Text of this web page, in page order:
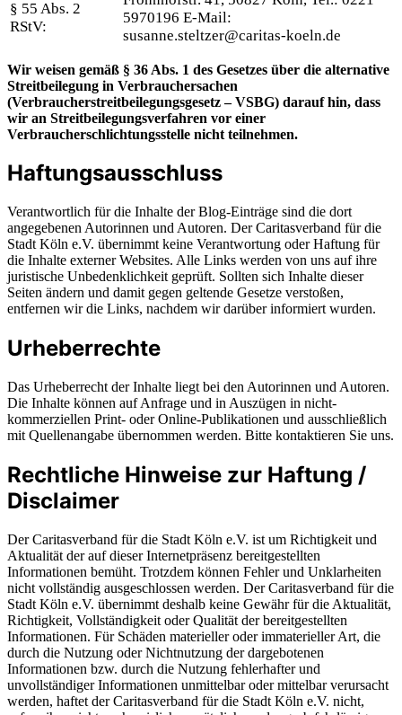
§ 55 Abs. 2
RStV:
5970196 E-Mail:
susanne.steltzer@caritas-koeln.de
Wir weisen gemäß § 36 Abs. 1 des Gesetzes über die alternative
Streitbeilegung in Verbrauchersachen
(Verbraucherstreitbeilegungsgesetz – VSBG) darauf hin, dass
wir an Streitbeilegungsverfahren vor einer
Verbraucherschlichtungsstelle nicht teilnehmen.
Haftungsausschluss
Verantwortlich für die Inhalte der Blog-Einträge sind die dort
angegebenen Autorinnen und Autoren. Der Caritasverband für die
Stadt Köln e.V. übernimmt keine Verantwortung oder Haftung für
die Inhalte externer Websites. Alle Links werden von uns auf ihre
juristische Unbedenklichkeit geprüft. Sollten sich Inhalte dieser
Seiten ändern und damit gegen geltende Gesetze verstoßen,
entfernen wir die Links, nachdem wir darüber informiert wurden.
Urheberrechte
Das Urheberrecht der Inhalte liegt bei den Autorinnen und Autoren.
Die Inhalte können auf Anfrage und in Auszügen in nicht-
kommerziellen Print- oder Online-Publikationen und ausschließlich
mit Quellenangabe übernommen werden. Bitte kontaktieren Sie uns.
Rechtliche Hinweise zur Haftung /
Disclaimer
Der Caritasverband für die Stadt Köln e.V. ist um Richtigkeit und
Aktualität der auf dieser Internetpräsenz bereitgestellten
Informationen bemüht. Trotzdem können Fehler und Unklarheiten
nicht vollständig ausgeschlossen werden. Der Caritasverband für die
Stadt Köln e.V. übernimmt deshalb keine Gewähr für die Aktualität,
Richtigkeit, Vollständigkeit oder Qualität der bereitgestellten
Informationen. Für Schäden materieller oder immaterieller Art, die
durch die Nutzung oder Nichtnutzung der dargebotenen
Informationen bzw. durch die Nutzung fehlerhafter und
unvollständiger Informationen unmittelbar oder mittelbar verursacht
werden, haftet der Caritasverband für die Stadt Köln e.V. nicht,